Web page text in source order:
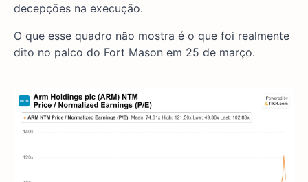
decepções na execução.
O que esse quadro não mostra é o que foi realmente
dito no palco do Fort Mason em 25 de março.